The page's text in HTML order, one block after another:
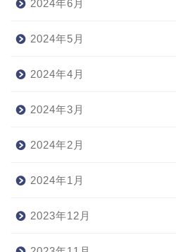
2024年6月
2024年5月
2024年4月
2024年3月
2024年2月
2024年1月
2023年12月